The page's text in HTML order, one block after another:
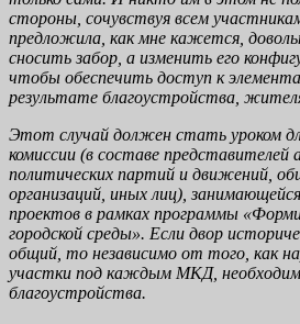
стороны, сочувствуя всем
предложила, как мне кажется,
сносить забор, а изменить его
чтобы обеспечить доступ к
результате благоустройства,
Этот случай должен стать уроком
комиссии (в составе представителей
политических партий и движений,
организаций, иных лиц),
проектов в рамках программы
городской среды». Если двор
общий, то независимо от того, как
участки под каждым МКД,
благоустройства.